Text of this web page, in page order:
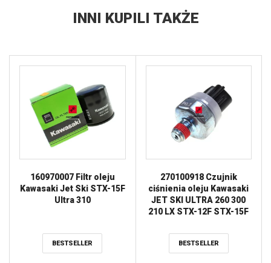
INNI KUPILI TAKŻE
160970007 Filtr oleju
Kawasaki Jet Ski STX-15F
Ultra 310
BESTSELLER
270100918 Czujnik
ciśnienia oleju Kawasaki
JET SKI ULTRA 260 300
210 LX STX-12F STX-15F
BESTSELLER